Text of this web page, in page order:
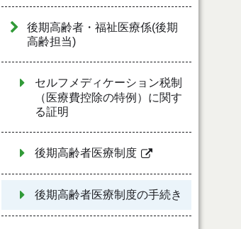
後期高齢者・福祉医療係(後期
高齢担当)
セルフメディケーション税制
（医療費控除の特例）に関す
る証明
後期高齢者医療制度
後期高齢者医療制度の手続き